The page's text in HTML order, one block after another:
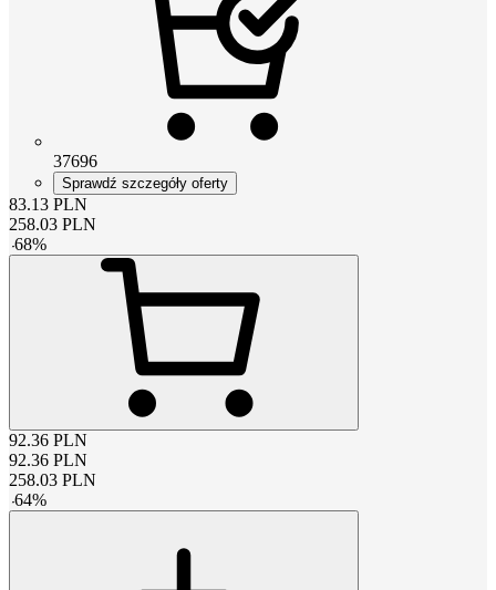
37696
Sprawdź szczegóły oferty
83.13 PLN
258.03 PLN
-68%
92.36 PLN
92.36 PLN
258.03 PLN
-64%